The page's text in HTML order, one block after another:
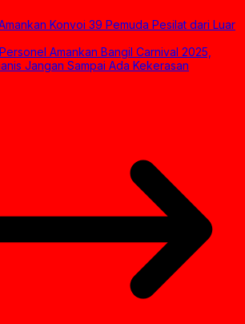
Konvoi 39 Pemuda Pesilat dari Luar
Amankan Bangil Carnival 2025,
Jangan Sampai Ada Kekerasan